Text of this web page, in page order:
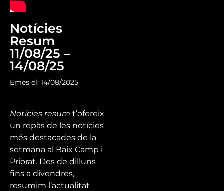
Notícies
Resum
11/08/25 –
14/08/25
Emès el: 14/08/2025
Notícies resum t’ofereix
un repàs de les notícies
més destacades de la
setmana al Baix Camp i
Priorat. Des de dilluns
fins a divendres,
resumim l’actualitat